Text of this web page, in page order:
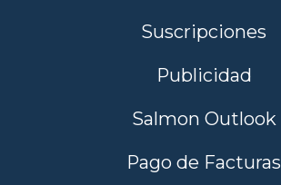
Suscripciones
Publicidad
Salmon Outlook
Pago de Facturas